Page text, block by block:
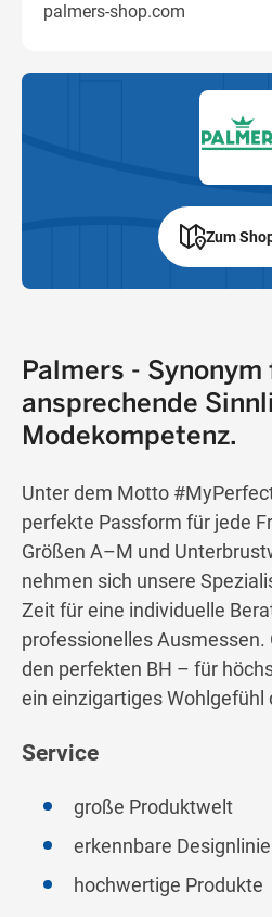
Palmers - Synonym
ansprechende
Modekompetenz.
Unter dem Motto
perfekte Passform für jede
Größen A–M und
nehmen sich unsere
Zeit für eine individuelle
professionelles
den perfekten BH – für
ein einzigartiges Wohlgefühl
Service
große Produktwelt
erkennbare
hochwertige Produkte
palmers-shop.com
Zum